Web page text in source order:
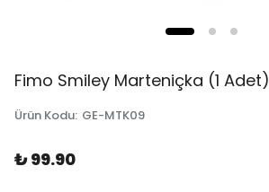
Fimo Smiley Marteniçka (1 Adet)
Ürün Kodu: GE-MTK09
₺ 99.90